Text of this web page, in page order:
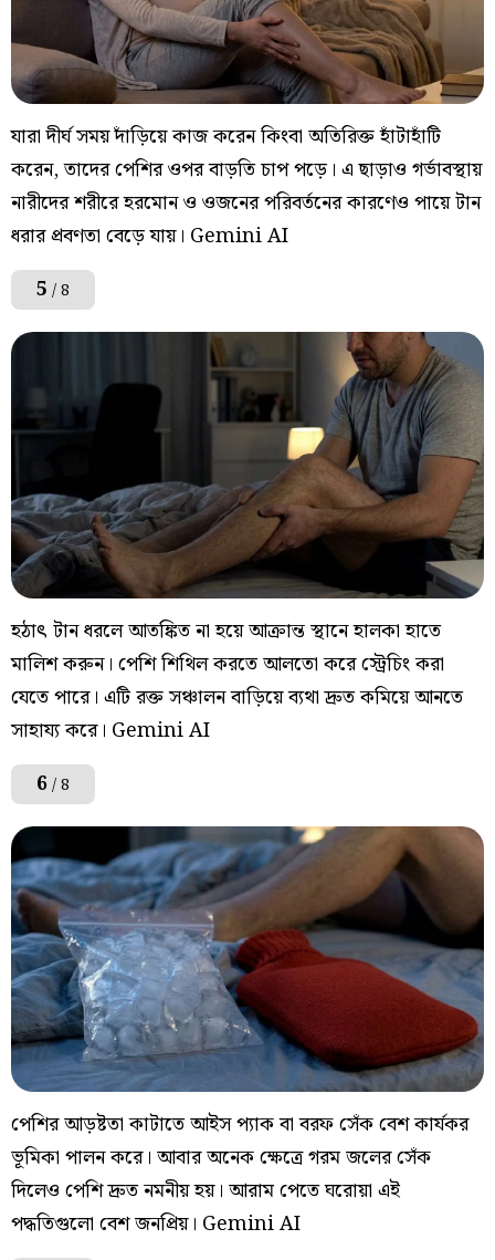
যারা দীর্ঘ সময় দাঁড়িয়ে কাজ করেন কিংবা অতিরিক্ত হাঁটাহাঁটি
করেন, তাদের পেশির ওপর বাড়তি চাপ পড়ে। এ ছাড়াও গর্ভাবস্থায়
নারীদের শরীরে হরমোন ও ওজনের পরিবর্তনের কারণেও পায়ে টান
ধরার প্রবণতা বেড়ে যায়। Gemini AI
5 / 8
হঠাৎ টান ধরলে আতঙ্কিত না হয়ে আক্রান্ত স্থানে হালকা হাতে
মালিশ করুন। পেশি শিথিল করতে আলতো করে স্ট্রেচিং করা
যেতে পারে। এটি রক্ত সঞ্চালন বাড়িয়ে ব্যথা দ্রুত কমিয়ে আনতে
সাহায্য করে। Gemini AI
6/ 8
পেশির আড়ষ্টতা কাটাতে আইস প্যাক বা বরফ সেঁক বেশ কার্যকর
ভূমিকা পালন করে। আবার অনেক ক্ষেত্রে গরম জলের সেঁক
দিলেও পেশি দ্রুত নমনীয় হয়। আরাম পেতে ঘরোয়া এই
পদ্ধতিগুলো বেশ জনপ্রিয়। Gemini AI